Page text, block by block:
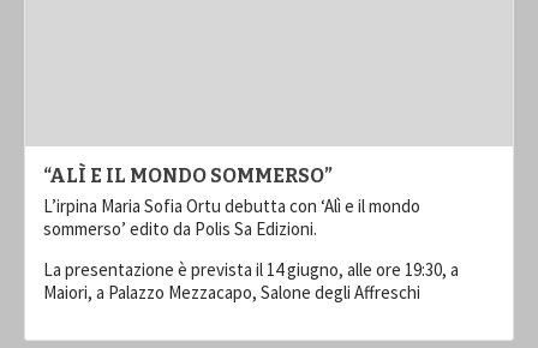
“ALÌ E IL MONDO SOMMERSO”
L’irpina Maria Sofia Ortu debutta con ‘Alì e il mondo
sommerso’ edito da Polis Sa Edizioni.
La presentazione è prevista il 14 giugno, alle ore 19:30, a
Maiori, a Palazzo Mezzacapo, Salone degli Affreschi